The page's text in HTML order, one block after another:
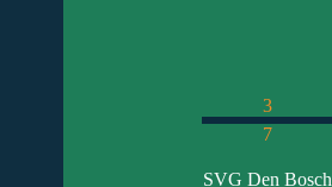
3
7
SVG Den Bosch